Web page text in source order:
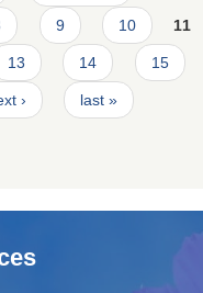
9 10 11
13 14 15
› last »